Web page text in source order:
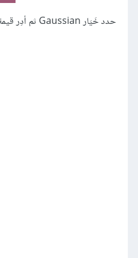
حدد خَيَار Gaussian ثم أدِر قيمة التشويش Amount إلى 16% لإضافة بُقَع حُبيبات غزيرة.